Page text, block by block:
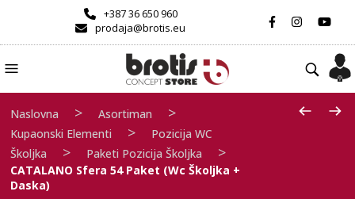
+387 36 650 960
prodaja@brotis.eu
Naslovna > Asortiman >
Kupaonski Elementi >
Pozicija WC
Školjka
> Paketi Pozicija Školjka >
CATALANO Sfera 54 Paket (wc Školjka +
Daska)